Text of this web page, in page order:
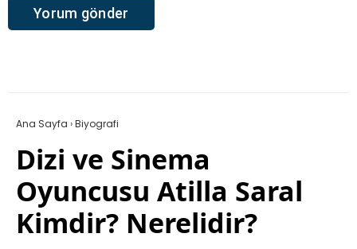
Ana Sayfa ›Biyografi
Dizi ve Sinema
Oyuncusu Atilla Saral
Kimdir? Nerelidir?